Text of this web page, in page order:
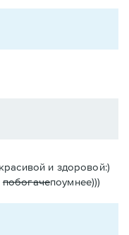
и здоровой:)
побогачепоумнее)))